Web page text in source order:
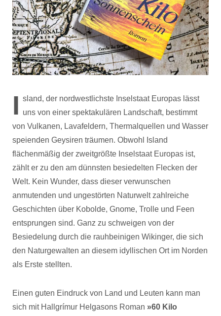
I sland, der nordwestlichste Inselstaat Europas lässt
uns von einer spektakulären Landschaft, bestimmt
von Vulkanen, Lavafeldern, Thermalquellen und Wasser
speienden Geysiren träumen. Obwohl Island
flächenmäßig der zweitgrößte Inselstaat Europas ist,
zählt er zu den am dünnsten besiedelten Flecken der
Welt. Kein Wunder, dass dieser verwunschen
anmutenden und ungestörten Naturwelt zahlreiche
Geschichten über Kobolde, Gnome, Trolle und Feen
entsprungen sind. Ganz zu schweigen von der
Besiedelung durch die rauhbeinigen Wikinger, die sich
den Naturgewalten an diesem idyllischen Ort im Norden
als Erste stellten.
Einen guten Eindruck von Land und Leuten kann man
sich mit Hallgrímur Helgasons Roman »60 Kilo